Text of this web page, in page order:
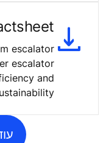
escalator
escalator
and